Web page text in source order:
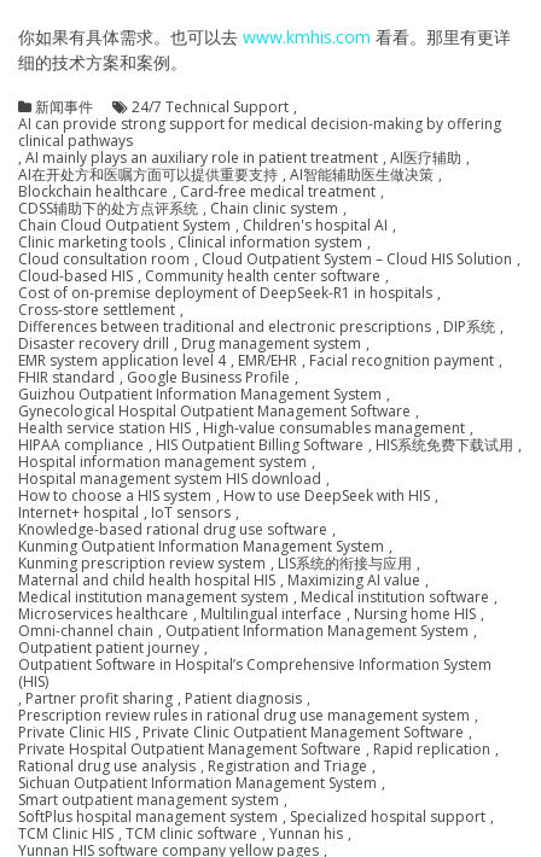
你如果有具体需求。也可以去 www.kmhis.com 看看。那里有更详
细的技术方案和案例。
新闻事件 24/7 Technical Support ,
AI can provide strong support for medical decision-making by offering
clinical pathways
, AI mainly plays an auxiliary role in patient treatment , AI医疗辅助 ,
AI在开处方和医嘱方面可以提供重要支持 , AI智能辅助医生做决策 ,
Blockchain healthcare , Card-free medical treatment ,
CDSS辅助下的处方点评系统 , Chain clinic system ,
Chain Cloud Outpatient System , Children's hospital AI ,
Clinic marketing tools , Clinical information system ,
Cloud consultation room , Cloud Outpatient System – Cloud HIS Solution ,
Cloud-based HIS , Community health center software ,
Cost of on-premise deployment of DeepSeek-R1 in hospitals ,
Cross-store settlement ,
Differences between traditional and electronic prescriptions , DIP系统 ,
Disaster recovery drill , Drug management system ,
EMR system application level 4 , EMR/EHR , Facial recognition payment ,
FHIR standard , Google Business Profile ,
Guizhou Outpatient Information Management System ,
Gynecological Hospital Outpatient Management Software ,
Health service station HIS , High-value consumables management ,
HIPAA compliance , HIS Outpatient Billing Software , HIS系统免费下载试用 ,
Hospital information management system ,
Hospital management system HIS download ,
How to choose a HIS system , How to use DeepSeek with HIS ,
Internet+ hospital , IoT sensors ,
Knowledge-based rational drug use software ,
Kunming Outpatient Information Management System ,
Kunming prescription review system , LIS系统的衔接与应用 ,
Maternal and child health hospital HIS , Maximizing AI value ,
Medical institution management system , Medical institution software ,
Microservices healthcare , Multilingual interface , Nursing home HIS ,
Omni-channel chain , Outpatient Information Management System ,
Outpatient patient journey ,
Outpatient Software in Hospital’s Comprehensive Information System
(HIS)
, Partner profit sharing , Patient diagnosis ,
Prescription review rules in rational drug use management system ,
Private Clinic HIS , Private Clinic Outpatient Management Software ,
Private Hospital Outpatient Management Software , Rapid replication ,
Rational drug use analysis , Registration and Triage ,
Sichuan Outpatient Information Management System ,
Smart outpatient management system ,
SoftPlus hospital management system , Specialized hospital support ,
TCM Clinic HIS , TCM clinic software , Yunnan his ,
Yunnan HIS software company yellow pages ,